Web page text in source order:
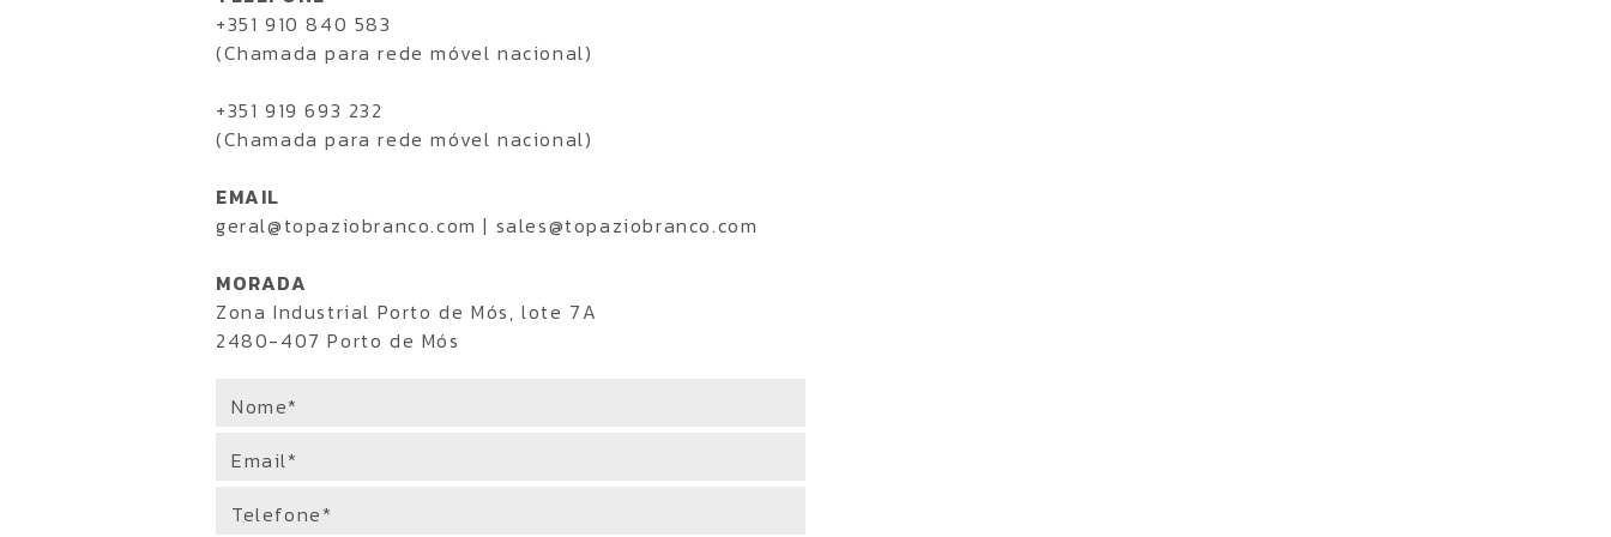
+351 910 840 583
(Chamada para rede móvel nacional)
+351 919 693 232
(Chamada para rede móvel nacional)
EMAIL
geral@topaziobranco.com | sales@topaziobranco.com
MORADA
Zona Industrial Porto de Mós, lote 7A
2480-407 Porto de Mós
Nome*
Email*
Telefone*